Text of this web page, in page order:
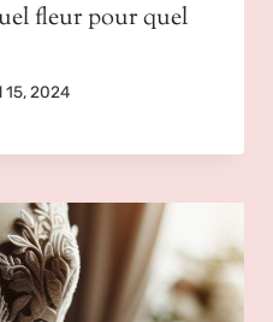
fleur pour quel
15, 2024